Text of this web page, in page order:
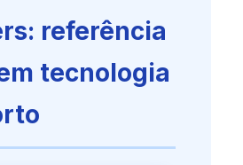
referência
tecnologia